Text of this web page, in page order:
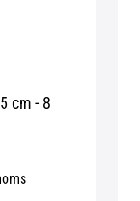
cm - 8